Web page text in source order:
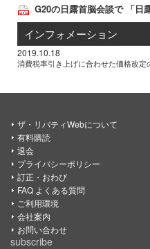
G20の日露首脳会談で 「日
インフォメーション
2019.10.18
消費税率引き上げに合わせた価格改定
ザ・リバティWebについて
有料購読
退会
プライバシーポリシー
訂正・おわび
FAQ よくある質問
ご利用環境
会社案内
お問い合わせ
subscribe